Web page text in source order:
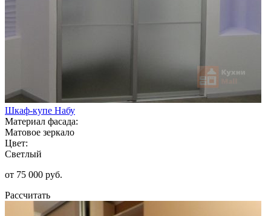
Шкаф-купе Набу
Материал фасада:
Матовое зеркало
Цвет:
Светлый
от 75 000 руб.
Рассчитать